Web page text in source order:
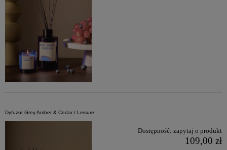
Dyfuzor Grey Amber & Cedar / Leisure
Dostępność: zapytaj o produkt
109,00 zł